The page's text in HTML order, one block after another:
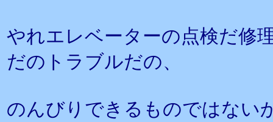
やれエレベーターの点検だ修
だのトラブルだの、
のんびりできるものではない